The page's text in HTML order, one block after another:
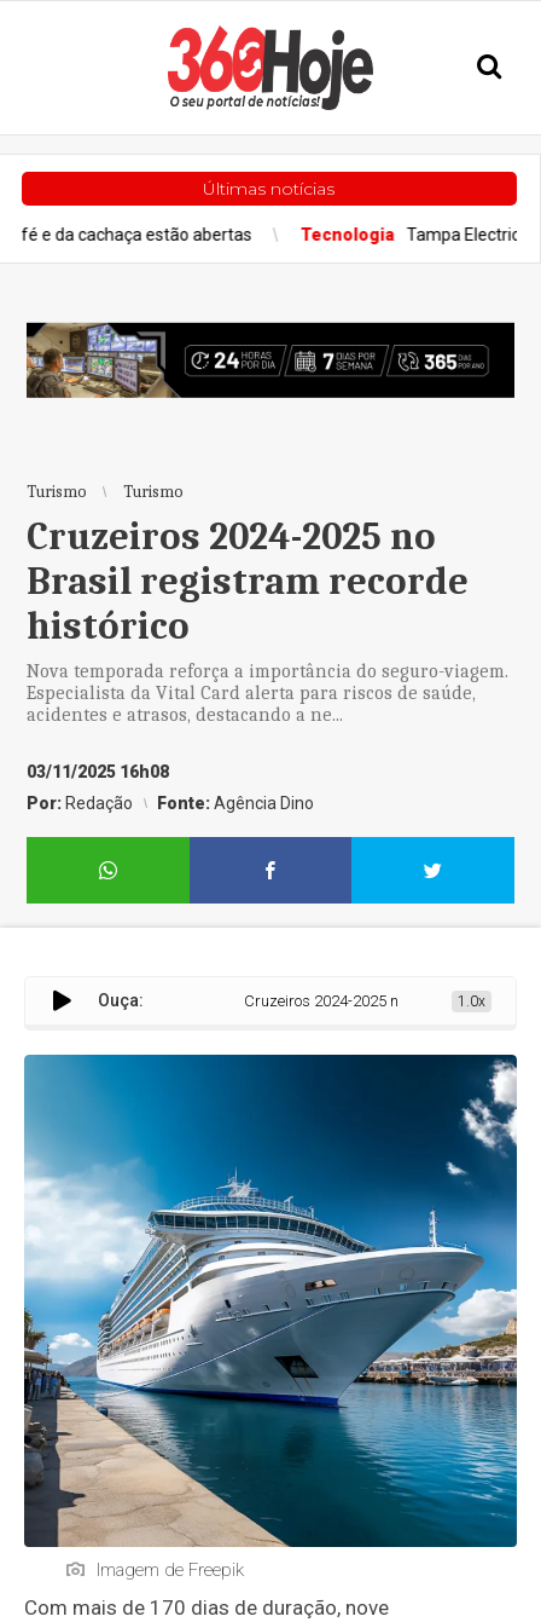
Últimas notícias
estão abertas Tecnologia Tampa Electric Seleciona
Turismo Turismo
Cruzeiros 2024-2025 no
Brasil registram recorde
histórico
Nova temporada reforça a importância do seguro-viagem.
Especialista da Vital Card alerta para riscos de saúde,
acidentes e atrasos, destacando a ne...
03/11/2025 16h08
Por: Redação Fonte:Agência Dino
Ouça: Cruzeiros 2024-2025 no Brasil registram
1.0x
Imagem de Freepik
Com mais de 170 dias de duração, nove